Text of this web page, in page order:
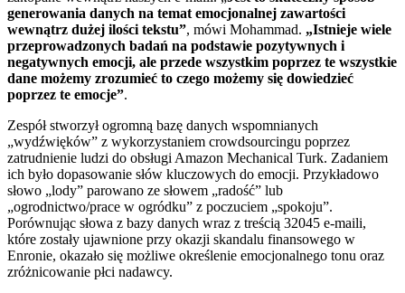
generowania danych na temat emocjonalnej zawartości
wewnątrz dużej ilości tekstu”, mówi Mohammad. „Istnieje wiele
przeprowadzonych badań na podstawie pozytywnych i
negatywnych emocji, ale przede wszystkim poprzez te wszystkie
dane możemy zrozumieć to czego możemy się dowiedzieć
poprzez te emocje”.
Zespół stworzył ogromną bazę danych wspomnianych
„wydźwięków” z wykorzystaniem crowdsourcingu poprzez
zatrudnienie ludzi do obsługi Amazon Mechanical Turk. Zadaniem
ich było dopasowanie słów kluczowych do emocji. Przykładowo
słowo „lody” parowano ze słowem „radość” lub
„ogrodnictwo/prace w ogródku” z poczuciem „spokoju”.
Porównując słowa z bazy danych wraz z treścią 32045 e-maili,
które zostały ujawnione przy okazji skandalu finansowego w
Enronie, okazało się możliwe określenie emocjonalnego tonu oraz
zróżnicowanie płci nadawcy.